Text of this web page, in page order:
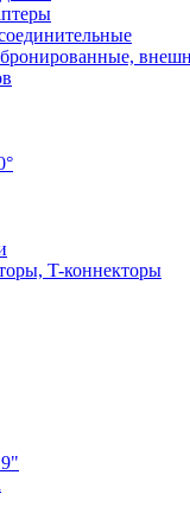
T-коннекторы